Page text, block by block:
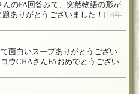
のFA回答みて、突然物語の形が
ありがとうございました！ [18年
白いスープありがとうござい
ウCHAさんFAおめでとうござい